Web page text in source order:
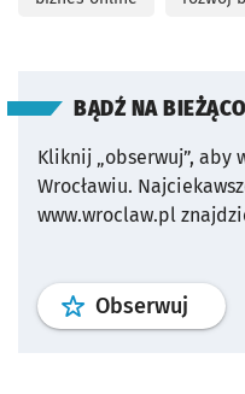
BĄDŹ NA
Kliknij „obserwuj”, aby
Wrocławiu.
www.wroclaw.pl
Obserwuj profil